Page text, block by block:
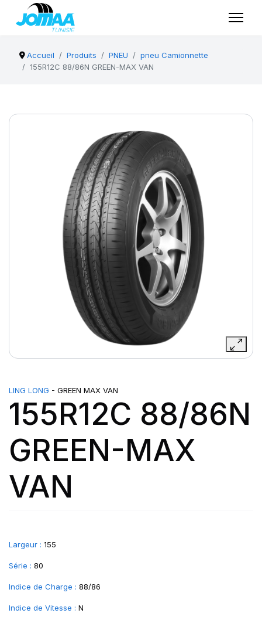
Accueil Produits PNEU
pneu Camionnette
155R12C 88/86N GREEN-MAX VAN
LING LONG - GREEN MAX VAN
155R12C 88/86N
GREEN-MAX
VAN
Largeur : 155
Série : 80
Indice de Charge : 88/86
Indice de Vitesse : N